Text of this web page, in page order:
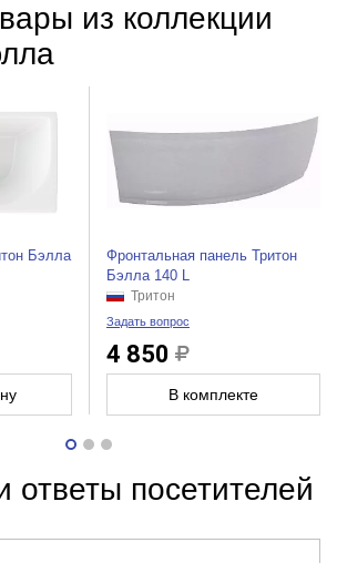
из коллекции
Бэлла
Фронтальная панель Тритон
Бэлла 140 L
Тритон
Задать вопрос
4 850
В комплекте
ответы посетителей